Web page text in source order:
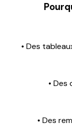
• Des
•
• Des